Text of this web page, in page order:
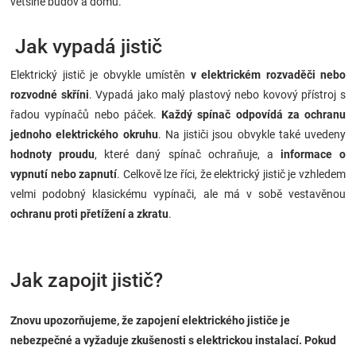
Jak vypadá jistič
Elektrický jistič je obvykle umístěn v elektrickém rozvaděči nebo
rozvodné skříni. Vypadá jako malý plastový nebo kovový přístroj s
řadou vypínačů nebo páček. Každý spínač odpovídá za ochranu
jednoho elektrického okruhu. Na jističi jsou obvykle také uvedeny
hodnoty proudu, které daný spínač ochraňuje, a informace o
vypnutí nebo zapnutí. Celkově lze říci, že elektrický jistič je vzhledem
velmi podobný klasickému vypínači, ale má v sobě vestavěnou
ochranu proti přetížení a zkratu.
Jak zapojit jistič?
Znovu upozorňujeme, že zapojení elektrického jističe je
nebezpečné a vyžaduje zkušenosti s elektrickou instalací. Pokud